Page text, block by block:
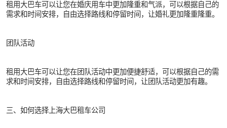
租用大巴车可以让您在婚庆用车中更加隆重和气派，可以根据自己的
需求和时间安排，自由选择路线和停留时间，让婚礼更加隆重隆重。
团队活动
租用大巴车可以让您在团队活动中更加便捷舒适，可以根据自己的需
求和时间安排，自由选择路线和停留时间，让团队活动更加有趣。
三、如何选择上海大巴租车公司